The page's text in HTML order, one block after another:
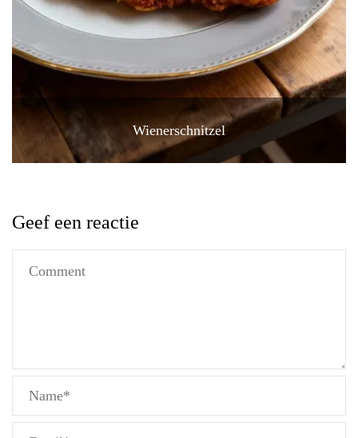
Wienerschnitzel
Geef een reactie